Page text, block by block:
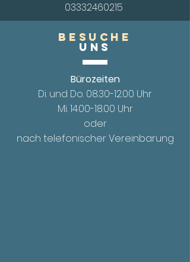
03332460215
Besuche
UnS
Bürozeiten
Di. und Do. 08.30-12.00 Uhr
Mi. 14.00-18.00 Uhr
oder
nach telefonischer Vereinbarung